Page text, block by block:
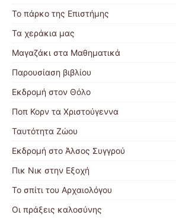
Το πάρκο της Επιστήμης
Τα χεράκια μας
Μαγαζάκι στα Μαθηματικά
Παρουσίαση βιβλίου
Εκδρομή στον Θόλο
Ποπ Κορν τα Χριστούγεννα
Ταυτότητα Ζώου
Εκδρομή στο Άλσος Συγγρού
Πικ Νικ στην Εξοχή
Το σπίτι του Αρχαιολόγου
Οι πράξεις καλοσύνης